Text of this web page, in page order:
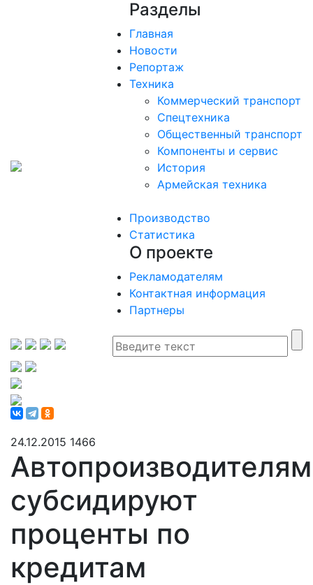
Разделы
Главная
Новости
Репортаж
Техника
Коммерческий транспорт
Спецтехника
Общественный транспорт
Компоненты и сервис
История
Армейская техника
Производство
Статистика
О проекте
Рекламодателям
Контактная информация
Партнеры
24.12.2015 1466
Автопроизводителям
субсидируют
проценты по
кредитам